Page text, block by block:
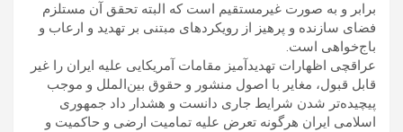
برابر و به صورت غیرمستقیم است که البته تحقق آن مستلزم
فضای سازنده و پرهیز از رویکردهای مبتنی بر تهدید و ارعاب و
باج‌خواهی است.
عراقچی اظهارات تهدیدآمیز مقامات آمریکایی علیه ایران را غیر
قابل قبول، مغایر با اصول منشور و حقوق بین‌الملل و موجب
پیچیده‌تر شدن شرایط جاری دانست و هشدار داد جمهوری
اسلامی ایران هرگونه تعرض علیه تمامیت ارضی و حاکمیت و